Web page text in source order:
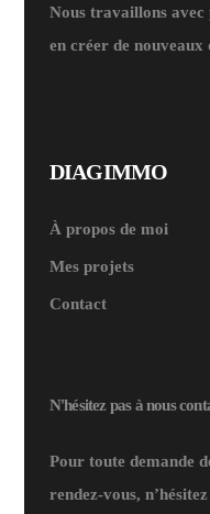
Nous travaillons avec
en créer de
DIAGIMMO
À propos de moi
Mes projets
Contact
N'hésitez pas à nous
Pour toute demande
rendez-vous,